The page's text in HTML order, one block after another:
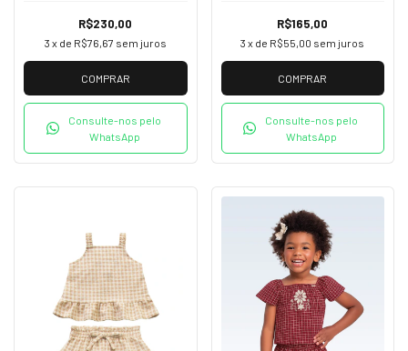
R$230,00
3 x de R$76,67 sem juros
COMPRAR
Consulte-nos pelo
WhatsApp
R$165,00
3 x de R$55,00 sem juros
COMPRAR
Consulte-nos pelo
WhatsApp